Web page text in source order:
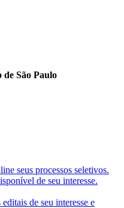
São Paulo
seus processos seletivos.
de seu interesse.
de seu interesse e